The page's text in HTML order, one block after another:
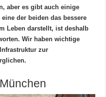
aber es gibt auch einige
der beiden das bessere
Leben darstellt, ist deshalb
Wir haben wichtige
zur